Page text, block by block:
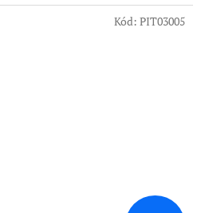
Kód: PIT03005